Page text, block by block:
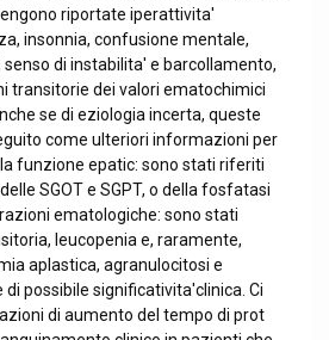
riportate iperattivita'
insonnia, confusione mentale,
di instabilita' e barcollamento,
transitorie dei valori ematochimici
se di eziologia incerta, queste
come ulteriori informazioni per
funzione epatic: sono stati riferiti
SGOT e SGPT, o della fosfatasi
ematologiche: sono stati
leucopenia e, raramente,
aplastica, agranulocitosi e
possibile significativita'clinica. Ci
di aumento del tempo di prot